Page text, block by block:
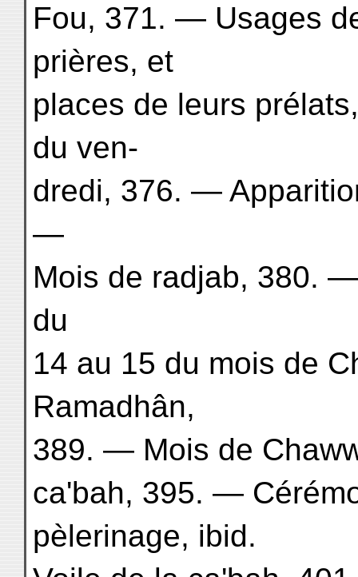
Fou, 371. — Usages
prières, et
places de leurs
du ven-
dredi, 376. —
—
Mois de radjab, 380.
du
14 au 15 du mois de
Ramadhân,
389. — Mois de
ca'bah, 395. —
pèlerinage, ibid.